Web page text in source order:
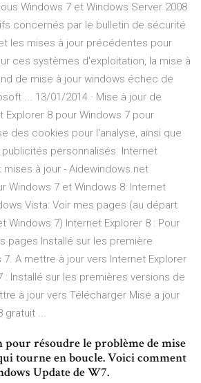
Windows 7 et Windows Server 2008
concernés par le bulletin de sécurité
les mises à jour précédentes pour
ces systèmes d'exploitation, la mise à
de mise à jour windows échec de
... 13/01/2014 · Mise à jour de
Explorer 8 pour Windows 7 pour
des cookies pour l'analyse, ainsi que
personnalisés. Internet
mises à jour - Aidewindows.net
Windows 7 et Windows 8: Internet
Vista: Voir mes pages (au départ
Windows 7) Internet Explorer 8 : Pour
pages Installé sur les première
A mettre à jour vers Internet Explorer
: Installé sur les premières versions de
à jour vers Télécharger Mise a jour
gratuit ...
résoudre le problème de mise
tourne en boucle. Voici comment
Update de W7.